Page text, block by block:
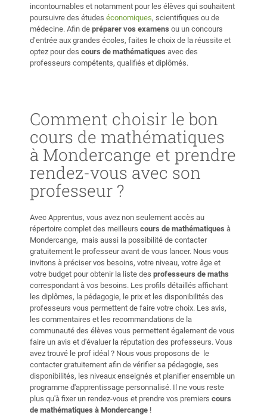
incontournables et notamment pour les élèves qui souhaitent
poursuivre des études économiques, scientifiques ou de
médecine. Afin de préparer vos examens ou un concours
d’entrée aux grandes écoles, faites le choix de la réussite et
optez pour des cours de mathématiques avec des
professeurs compétents, qualifiés et diplômés.
Comment choisir le bon
cours de mathématiques
à Mondercange et prendre
rendez-vous avec son
professeur ?
Avec Apprentus, vous avez non seulement accès au
répertoire complet des meilleurs cours de mathématiques à
Mondercange, mais aussi la possibilité de contacter
gratuitement le professeur avant de vous lancer. Nous vous
invitons à préciser vos besoins, votre niveau, votre âge et
votre budget pour obtenir la liste des professeurs de maths
correspondant à vos besoins. Les profils détaillés affichant
les diplômes, la pédagogie, le prix et les disponibilités des
professeurs vous permettent de faire votre choix. Les avis,
les commentaires et les recommandations de la
communauté des élèves vous permettent également de vous
faire un avis et d'évaluer la réputation des professeurs. Vous
avez trouvé le prof idéal ? Nous vous proposons de le
contacter gratuitement afin de vérifier sa pédagogie, ses
disponibilités, les niveaux enseignés et planifier ensemble un
programme d'apprentissage personnalisé. Il ne vous reste
plus qu'à fixer un rendez-vous et prendre vos premiers cours
de mathématiques à Mondercange !